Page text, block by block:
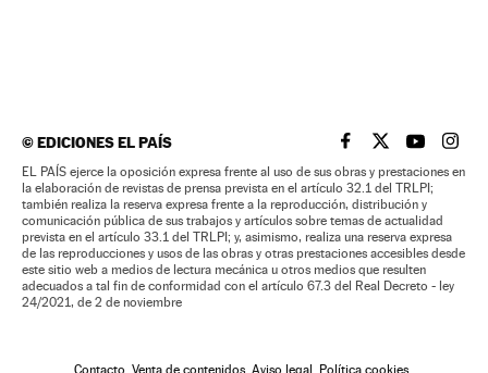
©EDICIONES EL PAÍS EL PAÍS BRASIL EN
EL PAÍSEL PAÍS
EL
EL PAÍS ejerce la oposición expresa frente al uso de sus obras y prestaciones en
la elaboración de revistas de prensa prevista en el artículo 32.1 del TRLPI;
también realiza la reserva expresa frente a la reproducción, distribución y
comunicación pública de sus trabajos y artículos sobre temas de actualidad
prevista en el artículo 33.1 del TRLPI; y, asimismo, realiza una reserva expresa
de las reproducciones y usos de las obras y otras prestaciones accesibles desde
este sitio web a medios de lectura mecánica u otros medios que resulten
adecuados a tal fin de conformidad con el artículo 67.3 del Real Decreto - ley
24/2021, de 2 de noviembre
Contacto Venta de contenidos Aviso legal Política cookies